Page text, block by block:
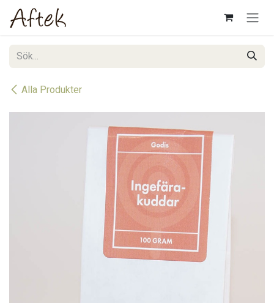
Hoppa till innehåll
Alla Produkter